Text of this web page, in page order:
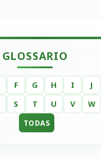
GLOSSARIO
F G H I J
S T U V W
TODAS